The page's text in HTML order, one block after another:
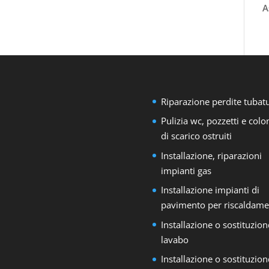
Riparazione perdite
Pulizia wc, pozzetti e
di scarico ostruiti
Installazione, riparazioni
impianti gas
Installazione impianti di
pavimento per
Installazione o
lavabo
Installazione o